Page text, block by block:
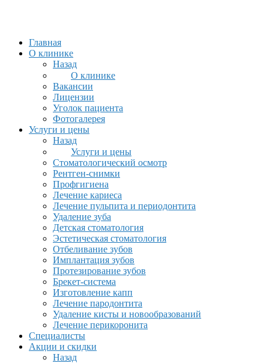
Главная
О клинике
Назад
О клинике
Вакансии
Лицензии
Уголок пациента
Фотогалерея
Услуги и цены
Назад
Услуги и цены
Стоматологический осмотр
Рентген-снимки
Профгигиена
Лечение кариеса
Лечение пульпита и периодонтита
Удаление зуба
Детская стоматология
Эстетическая стоматология
Отбеливание зубов
Имплантация зубов
Протезирование зубов
Брекет-система
Изготовление капп
Лечение пародонтита
Удаление кисты и новообразований
Лечение перикоронита
Специалисты
Акции и скидки
Назад